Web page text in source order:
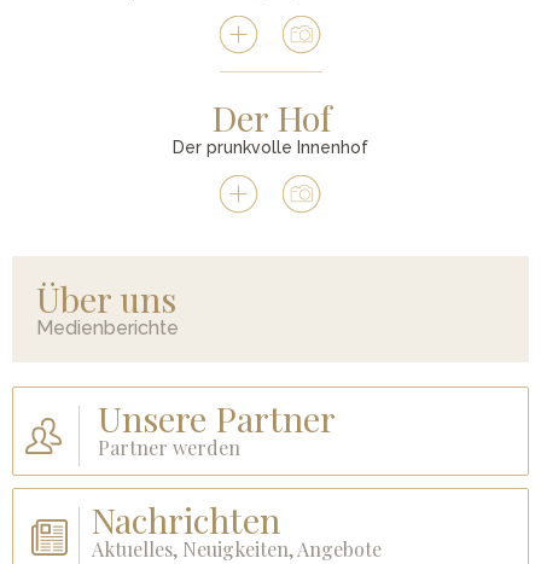
Der Hof
Der prunkvolle Innenhof
Über uns
Medienberichte
Unsere Partner
Partner werden
Nachrichten
Aktuelles, Neuigkeiten, Angebote